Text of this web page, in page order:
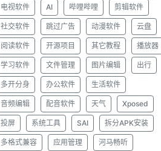
电视软件 AI 哔哩哔哩 剪辑软件
社交软件 跳过广告 动漫软件 云盘
阅读软件 开源项目 其它教程 播放器
学习软件 文件管理 图片编辑 出行
多开分身 办公软件 生活软件
音频编辑 配音软件 天气 Xposed
投屏 系统工具 SAI 拆分APK安装
多格式兼容 应用管理 河马畅听